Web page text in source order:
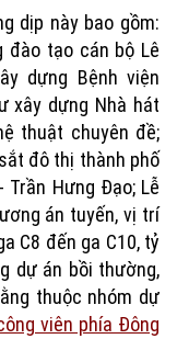
dịp này bao gồm:
đào tạo cán bộ Lê
dựng Bệnh viện
xây dựng Nhà hát
thuật chuyên đề;
đô thị thành phố
Trần Hưng Đạo; Lễ
án tuyến, vị trí
C8 đến ga C10, tỷ
dự án bồi thường,
thuộc nhóm dự
viên phía Đông